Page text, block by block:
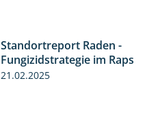
Standortreport Raden -
Fungizidstrategie im Raps
21.02.2025